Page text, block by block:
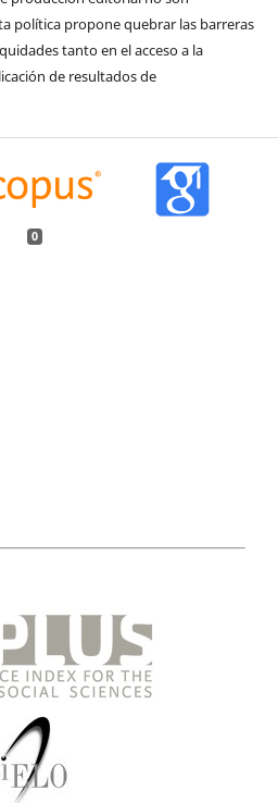
política propone quebrar las barreras
tanto en el acceso a la
de resultados de
0